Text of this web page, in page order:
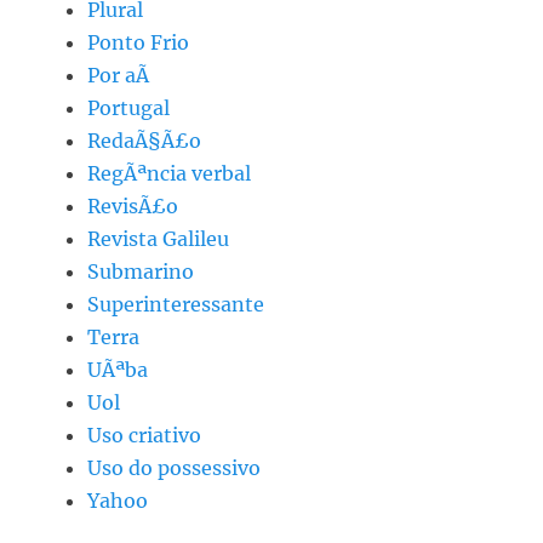
Plural
Ponto Frio
Por aÃ­
Portugal
RedaÃ§Ã£o
RegÃªncia verbal
RevisÃ£o
Revista Galileu
Submarino
Superinteressante
Terra
UÃªba
Uol
Uso criativo
Uso do possessivo
Yahoo